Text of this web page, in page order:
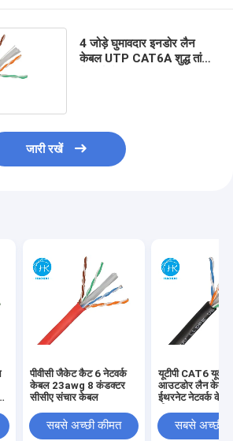
4 जोड़े घुमावदार इनडोर लैन
केबल UTP CAT6A शुद्ध तांबा
जारी रखें
पीवीसी जैकेट कैट 6 नेटवर्क
केबल 23awg 8 कंडक्टर
सीसीए संचार केबल
सबसे अच्छी कीमत
यूटीपी CAT6 यूवी
आउटडोर लैन
ईथरनेट नेटवर्क
सबसे अच्छी